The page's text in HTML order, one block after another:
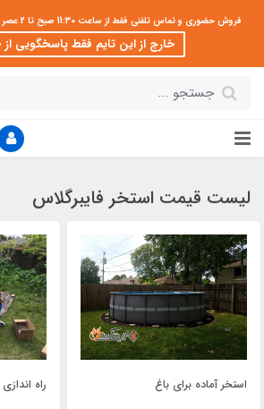
فروش حضوری و تماس تلفنی فقط از ساعت 11:30 صبح تا 2 عصر و 3 تا 8 شب امکان پذیر است
خارج از این تایم فقط پاسخگویی
لیست قیمت استخر فایبرگلاس
استخر آماده برای باغ راه